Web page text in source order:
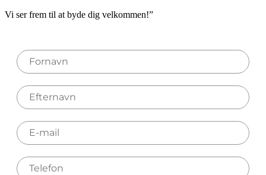
Vi ser frem til at byde dig velkommen!”